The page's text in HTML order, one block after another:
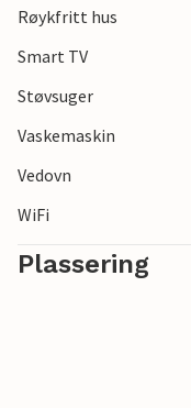
Røykfritt hus
Smart TV
Støvsuger
Vaskemaskin
Vedovn
WiFi
Plassering